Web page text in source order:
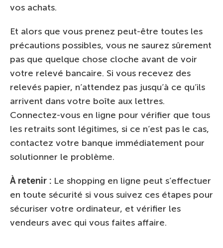
vos achats.
Et alors que vous prenez peut-être toutes les
précautions possibles, vous ne saurez sûrement
pas que quelque chose cloche avant de voir
votre relevé bancaire. Si vous recevez des
relevés papier, n’attendez pas jusqu’à ce qu’ils
arrivent dans votre boîte aux lettres.
Connectez-vous en ligne pour vérifier que tous
les retraits sont légitimes, si ce n’est pas le cas,
contactez votre banque immédiatement pour
solutionner le problème.
À retenir : Le shopping en ligne peut s’effectuer
en toute sécurité si vous suivez ces étapes pour
sécuriser votre ordinateur, et vérifier les
vendeurs avec qui vous faites affaire.